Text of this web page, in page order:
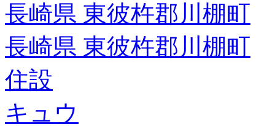
長崎県 東彼杵郡川棚町
長崎県 東彼杵郡川棚町
住設
キュウ